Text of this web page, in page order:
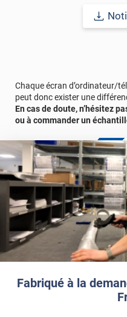
Fabriqué à la
Chaque écran d’ordinateur/
peut donc exister une
En cas de doute, n’hésitez
ou à commander un